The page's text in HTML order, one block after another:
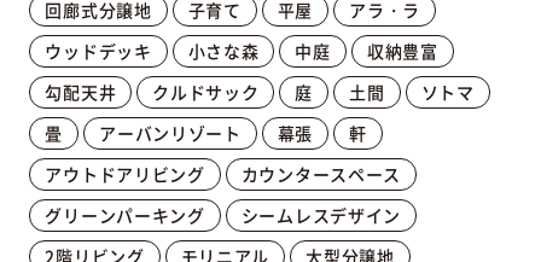
回廊式分譲地 子育て 平屋
アラ・ラ
ウッドデッキ
小さな森 中庭
収納豊富
勾配天井
クルドサック 庭 土間
ソトマ
畳
アーバンリゾート 幕張
軒
アウトドアリビング
カウンタースペース
グリーンパーキング
シームレスデザイン
2階リビング
モリニアル 大型分譲地